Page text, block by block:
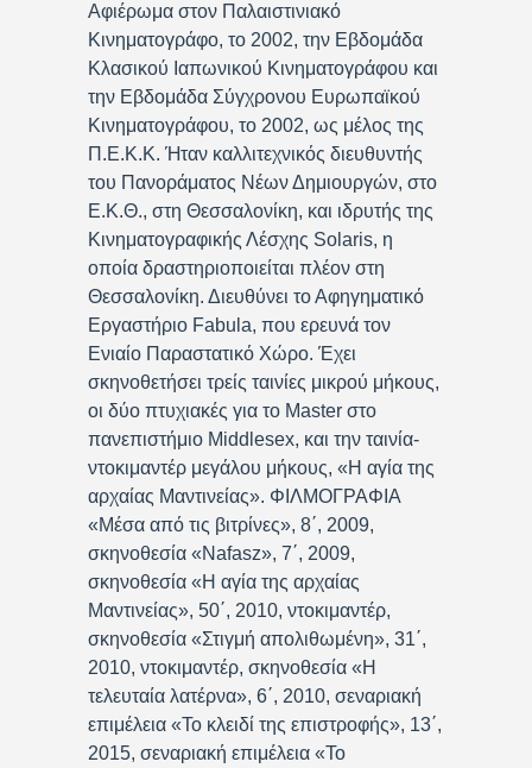
Αφιέρωμα στον Παλαιστινιακό
Κινηματογράφο, το 2002, την Εβδομάδα
Κλασικού Ιαπωνικού Κινηματογράφου και
την Εβδομάδα Σύγχρονου Ευρωπαϊκού
Κινηματογράφου, το 2002, ως μέλος της
Π.Ε.Κ.Κ. Ήταν καλλιτεχνικός διευθυντής
του Πανοράματος Νέων Δημιουργών, στο
Ε.Κ.Θ., στη Θεσσαλονίκη, και ιδρυτής της
Κινηματογραφικής Λέσχης Solaris, η
οποία δραστηριοποιείται πλέον στη
Θεσσαλονίκη. Διευθύνει το Αφηγηματικό
Εργαστήριο Fabula, που ερευνά τον
Ενιαίο Παραστατικό Χώρο. Έχει
σκηνοθετήσει τρείς ταινίες μικρού μήκους,
οι δύο πτυχιακές για το Master στο
πανεπιστήμιο Middlesex, και την ταινία-
ντοκιμαντέρ μεγάλου μήκους, «Η αγία της
αρχαίας Μαντινείας». ΦΙΛΜΟΓΡΑΦΙΑ
«Μέσα από τις βιτρίνες», 8΄, 2009,
σκηνοθεσία «Nafasz», 7΄, 2009,
σκηνοθεσία «Η αγία της αρχαίας
Μαντινείας», 50΄, 2010, ντοκιμαντέρ,
σκηνοθεσία «Στιγμή απολιθωμένη», 31΄,
2010, ντοκιμαντέρ, σκηνοθεσία «Η
τελευταία λατέρνα», 6΄, 2010, σεναριακή
επιμέλεια «Το κλειδί της επιστροφής», 13΄,
2015, σεναριακή επιμέλεια «Το